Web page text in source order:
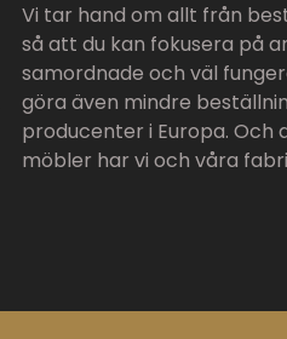
Vi tar hand om allt från
så att du kan fokusera på
samordnade och väl
göra även mindre
producenter i Europa. Och
möbler har vi och våra